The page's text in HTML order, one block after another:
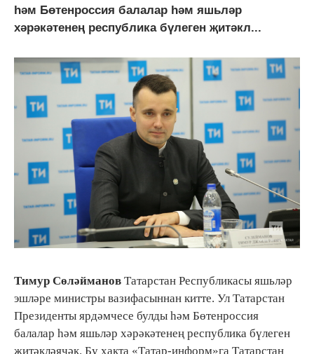
һәм Бөтенроссия балалар һәм яшьләр
хәрәкәтенең республика бүлеген җитәкл...
Тимур Сөләйманов Татарстан Республикасы яшьләр
эшләре министры вазифасыннан китте. Ул Татарстан
Президенты ярдәмчесе булды һәм Бөтенроссия
балалар һәм яшьләр хәрәкәтенең республика бүлеген
җитәкләячәк. Бу хакта «Татар-информ»га Татарстан